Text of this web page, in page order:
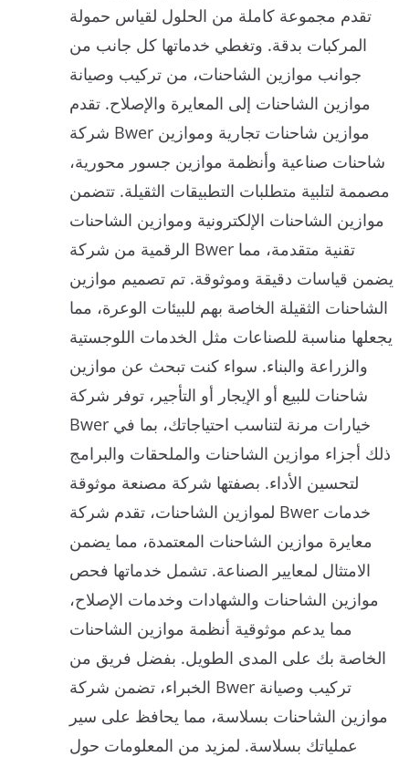
تقدم مجموعة كاملة من الحلول لقياس حمولة
المركبات بدقة. وتغطي خدماتها كل جانب من
جوانب موازين الشاحنات، من تركيب وصيانة
موازين الشاحنات إلى المعايرة والإصلاح. تقدم
شركة Bwer موازين شاحنات تجارية وموازين
شاحنات صناعية وأنظمة موازين جسور محورية،
مصممة لتلبية متطلبات التطبيقات الثقيلة. تتضمن
موازين الشاحنات الإلكترونية وموازين الشاحنات
الرقمية من شركة Bwer تقنية متقدمة، مما
يضمن قياسات دقيقة وموثوقة. تم تصميم موازين
الشاحنات الثقيلة الخاصة بهم للبيئات الوعرة، مما
يجعلها مناسبة للصناعات مثل الخدمات اللوجستية
والزراعة والبناء. سواء كنت تبحث عن موازين
شاحنات للبيع أو الإيجار أو التأجير، توفر شركة
Bwer خيارات مرنة لتناسب احتياجاتك، بما في
ذلك أجزاء موازين الشاحنات والملحقات والبرامج
لتحسين الأداء. بصفتها شركة مصنعة موثوقة
لموازين الشاحنات، تقدم شركة Bwer خدمات
معايرة موازين الشاحنات المعتمدة، مما يضمن
الامتثال لمعايير الصناعة. تشمل خدماتها فحص
موازين الشاحنات والشهادات وخدمات الإصلاح،
مما يدعم موثوقية أنظمة موازين الشاحنات
الخاصة بك على المدى الطويل. بفضل فريق من
الخبراء، تضمن شركة Bwer تركيب وصيانة
موازين الشاحنات بسلاسة، مما يحافظ على سير
عملياتك بسلاسة. لمزيد من المعلومات حول